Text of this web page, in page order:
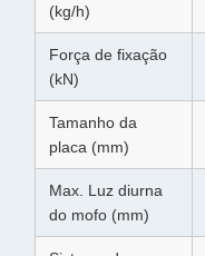
(kg/h)
Força de fixação
(kN)
Tamanho da
placa (mm)
Max. Luz diurna
do mofo (mm)